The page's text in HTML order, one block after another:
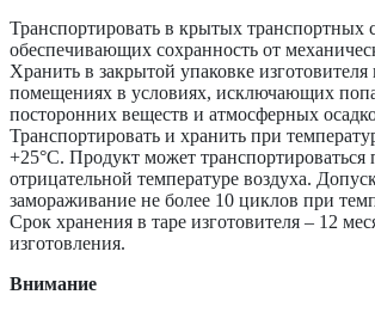
Транспортировать в крытых транспортных
обеспечивающих сохранность от
Хранить в закрытой упаковке изготовителя
помещениях в условиях, исключающих
посторонних веществ и атмосферных
Транспортировать и хранить при
+25°С. Продукт может транспортироваться
отрицательной температуре воздуха.
замораживание не более 10 циклов при
Срок хранения в таре изготовителя – 12
изготовления.
Внимание